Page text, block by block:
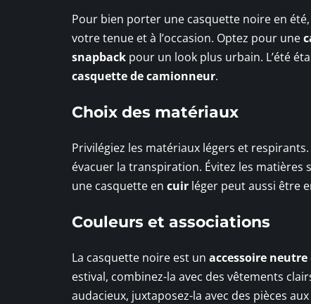
Pour bien porter une casquette noire en
votre tenue et à l’occasion. Optez pour une
snapback pour un look plus urbain. L’été
casquette de camionneur.
Choix des matériaux
Privilégiez les matériaux légers et
évacuer la transpiration. Évitez les
une casquette en cuir léger peut aussi être
Couleurs et associations
La casquette noire est un accessoire neutre
estival, combinez-la avec des vêtements
audacieux, juxtaposez-la avec des pièces